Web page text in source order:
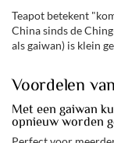
Teapot betekent
China sinds de
als gaiwan) is klein
Voordelen
Met een gaiwan
opnieuw worden